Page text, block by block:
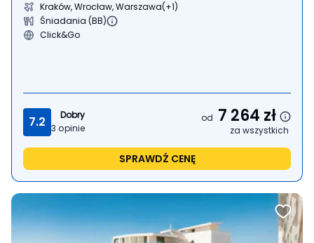
Kraków, Wrocław, Warszawa(+1)
Śniadania (BB)
Click&Go
7.2
Dobry
3 opinie
od 7 264 zł
za wszystkich
SPRAWDŹ CENĘ